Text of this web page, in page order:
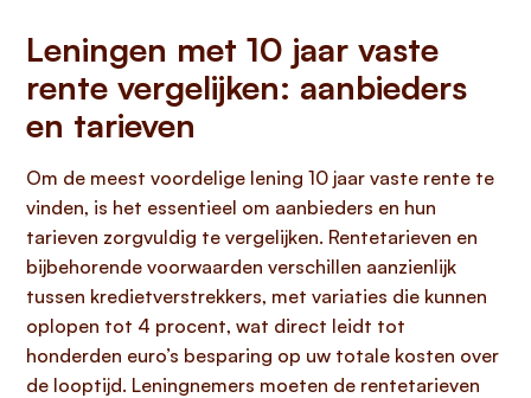
Leningen met 10 jaar vaste
rente vergelijken: aanbieders
en tarieven
Om de meest voordelige lening 10 jaar vaste rente te
vinden, is het essentieel om aanbieders en hun
tarieven zorgvuldig te vergelijken. Rentetarieven en
bijbehorende voorwaarden verschillen aanzienlijk
tussen kredietverstrekkers, met variaties die kunnen
oplopen tot 4 procent, wat direct leidt tot
honderden euro’s besparing op uw totale kosten over
de looptijd. Leningnemers moeten de rentetarieven